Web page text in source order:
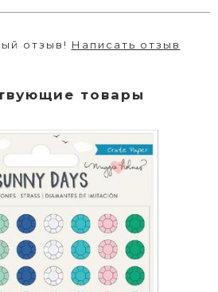
отзыв! Написать отзыв
товары